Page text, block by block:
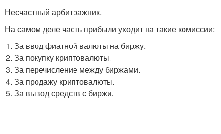
Несчастный арбитражник.
На самом деле часть прибыли уходит на такие комиссии:
За ввод фиатной валюты на биржу.
За покупку криптовалюты.
За перечисление между биржами.
За продажу криптовалюты.
За вывод средств с биржи.